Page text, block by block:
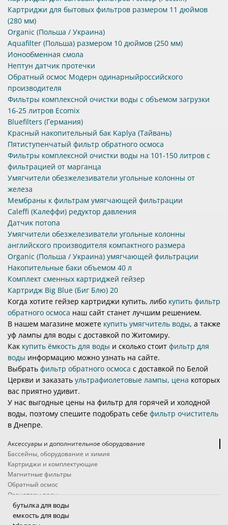
Картриджи для бытовых фильтров размером 11 дюймов
(280 мм)
Organic (Польша / Украина)
Aquafilter (Польша) размером 10 дюймов (250 мм)
Ионообменная смола
Нептун датчик протечки
Обратный осмос Модерн одинарныйроссийского
производителя
Фильтры комплексной очистки воды с объемом загрузки
16-25 литров Ecomix
Bluefilters (Германия)
Красный накопительный бак Kaplya (Тайвань)
Пятиступенчатый фильтр обратного осмоса
Фильтры комплексной очистки воды на 101-150 литров с
фильтрацией от марганца
Умягчители обезжелезиватели угольные колонны от
железа
Мембраны к фильтрам умягчающей фильтрации
Caleffi (Калеффи) редуктор давления
Датчик потопа
Умягчители обезжелезиватели угольные колонны
английского производителя компактного размера
Organic (Польша / Украина) умягчающей фильтрации
Накопительные баки объемом 40 л
Комплект сменных картриджей гейзер
Картридж Big Blue (Биг Блю) 20
Когда хотите гейзер картриджи купить, либо купить фильтр
обратного осмоса наш сайт станет лучшим решением.
В нашем магазине можете купить умягчитель воды, а также
уф лампы для воды с доставкой по Житомиру.
Как купить ёмкость для воды и сколько стоит фильтр для
воды информацию можно узнать на сайте.
Выбрать фильтр обратного осмоса с доставкой по Белой
Церкви и заказать ультрафиолетовые лампы, цена которых
вас приятно удивит.
У нас выгодные цены на фильтр для горячей и холодной
воды, поэтому спешите подобрать себе фильтр очиститель
в Днепре.
Аксессуары и дополнительное оборудование
Бассейны, оборудование и химия
Картриджи и комплектующие
Магнитные фильтры
Обратный осмос
Озонаторы воды
Походные фильтры
Проточные фильтры
бутылка для воды
емкость для воды